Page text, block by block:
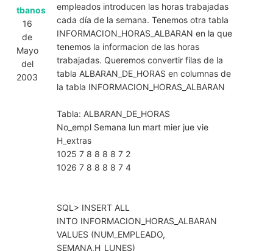
tbanos
16
de
Mayo
del
2003
empleados introducen las horas trabajadas
cada día de la semana. Tenemos otra tabla
INFORMACION_HORAS_ALBARAN en la que
tenemos la informacion de las horas
trabajadas. Queremos convertir filas de la
tabla ALBARAN_DE_HORAS en columnas de
la tabla INFORMACION_HORAS_ALBARAN
Tabla: ALBARAN_DE_HORAS
No_empl Semana lun mart mier jue vie
H_extras
1025 7 8 8 8 8 7 2
1026 7 8 8 8 8 7 4
SQL> INSERT ALL
INTO INFORMACION_HORAS_ALBARAN
VALUES (NUM_EMPLEADO,
SEMANA,H_LUNES)